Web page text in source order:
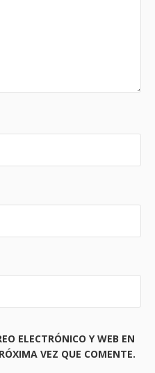
ELECTRÓNICO Y WEB EN
VEZ QUE COMENTE.